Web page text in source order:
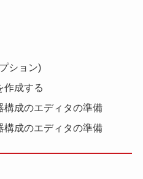
ション)
作成する
構成のエディタの準備
構成のエディタの準備